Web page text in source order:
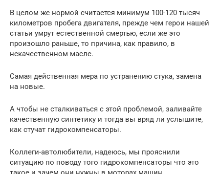
В целом же нормой считается минимум 100-120 тысяч
километров пробега двигателя, прежде чем герои нашей
статьи умрут естественной смертью, если же это
произошло раньше, то причина, как правило, в
некачественном масле.
Самая действенная мера по устранению стука, замена
на новые.
А чтобы не сталкиваться с этой проблемой, заливайте
качественную синтетику и тогда вы вряд ли услышите,
как стучат гидрокомпенсаторы.
Коллеги-автолюбители, надеюсь, мы прояснили
ситуацию по поводу того гидрокомпенсаторы что это